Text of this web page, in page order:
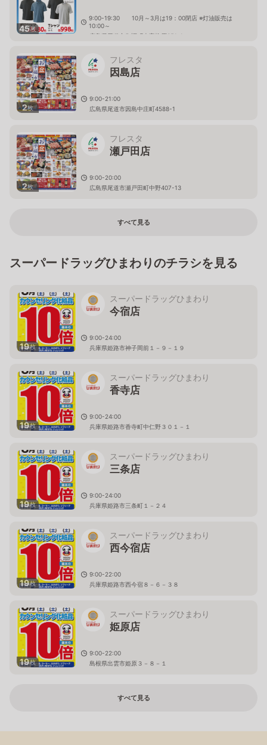
45枚
9:00-19:30 10月～3月は19：00閉店 ※灯油販売は
10:00～
広島県尾道市御調町本字柳原651-1
2枚
フレスタ
因島店
9:00-21:00
広島県尾道市因島中庄町4588-1
2枚
フレスタ
瀬戸田店
9:00-20:00
広島県尾道市瀬戸田町中野407-13
すべて見る
スーパードラッグひまわりのチラシを見る
19枚
スーパードラッグひまわり
今宿店
9:00-24:00
兵庫県姫路市神子岡前１－９－１９
19枚
スーパードラッグひまわり
香寺店
9:00-24:00
兵庫県姫路市香寺町中仁野３０１－１
19枚
スーパードラッグひまわり
三条店
9:00-24:00
兵庫県姫路市三条町１－２４
19枚
スーパードラッグひまわり
西今宿店
9:00-22:00
兵庫県姫路市西今宿８－６－３８
19枚
スーパードラッグひまわり
姫原店
9:00-22:00
島根県出雲市姫原３－８－１
すべて見る